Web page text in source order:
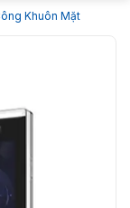
Khuôn Mặt